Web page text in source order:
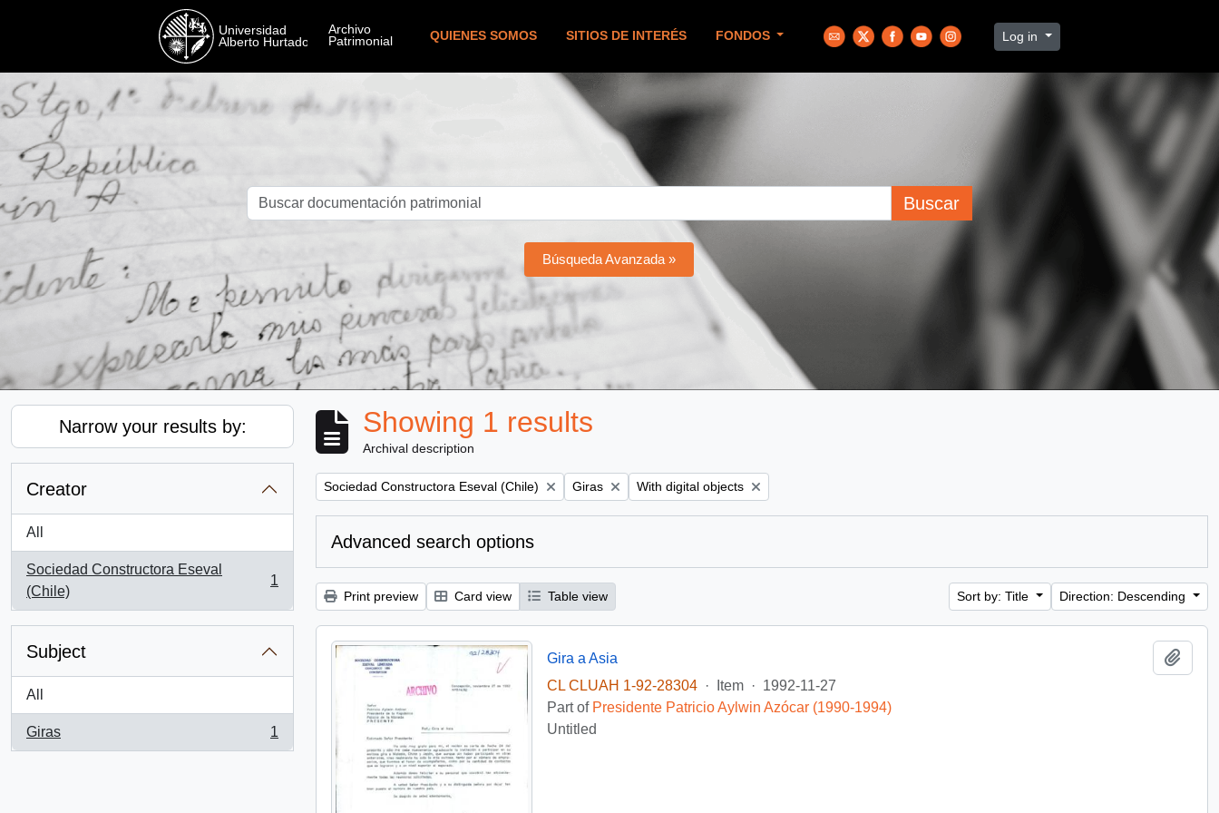
QUIENES SOMOS SITIOS DE INTERÉS FONDOS Log in
Buscar
Búsqueda Avanzada »
Narrow your results by:
Creator
All
Sociedad Constructora Eseval
(Chile)
, 1 results
1
Subject
All
Giras
, 1 results
1
Showing 1 results
Archival description
Remove filter:
Sociedad Constructora Eseval (Chile) Remove filter:
Giras Remove filter:
With digital objects
Advanced search options
Print preview Card view Table view Sort by: Title Direction: Descending
Gira a Asia
CL CLUAH 1-92-28304
· Item · 1992-11-27
Part of Presidente Patricio Aylwin Azócar (1990-1994)
Untitled